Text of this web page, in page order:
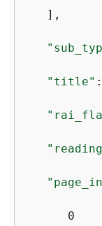
   ],
"title" :
      0